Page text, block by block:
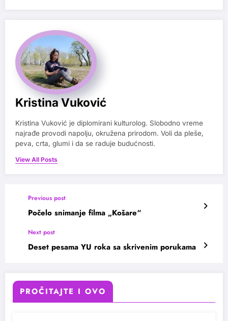
Kristina Vuković
Kristina Vuković je diplomirani kulturolog. Slobodno vreme
najrađe provodi napolju, okružena prirodom. Voli da pleše,
peva, crta, glumi i da se raduje budućnosti.
View All Posts
Previous post
Počelo snimanje filma „Košare“
Next post
Deset pesama YU roka sa skrivenim porukama
PROČITAJTE I OVO